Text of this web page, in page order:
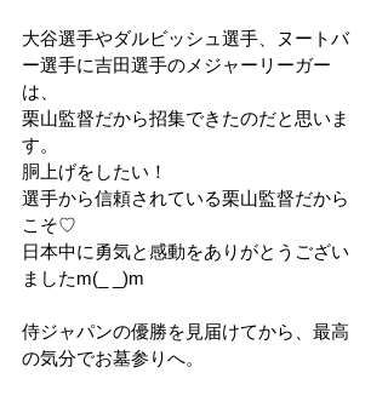
大谷選手やダルビッシュ選手、ヌートバ
ー選手に吉田選手のメジャーリーガー
は、
栗山監督だから招集できたのだと思いま
す。
胴上げをしたい！
選手から信頼されている栗山監督だから
こそ♡
日本中に勇気と感動をありがとうござい
ましたm(_ _)m
侍ジャパンの優勝を見届けてから、最高
の気分でお墓参りへ。